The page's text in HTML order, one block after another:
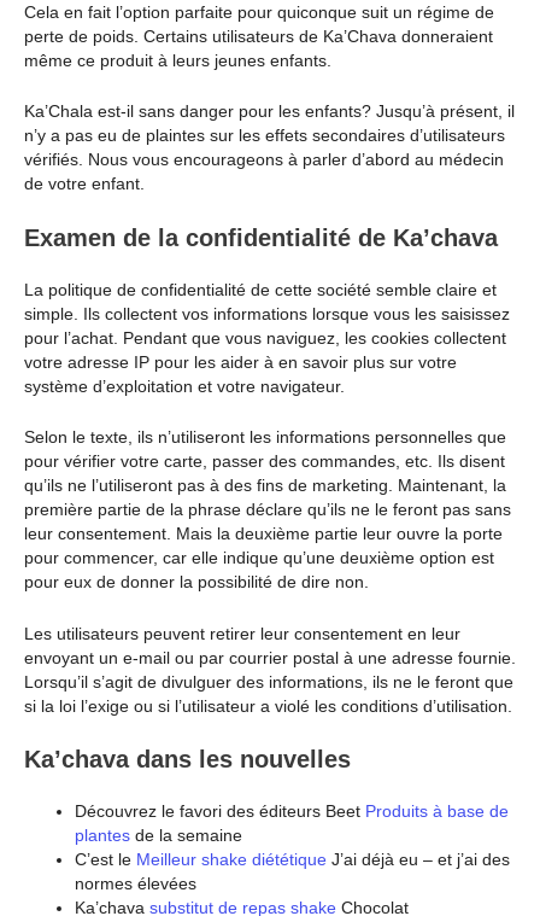
Cela en fait l’option parfaite pour quiconque suit un régime de
perte de poids. Certains utilisateurs de Ka’Chava donneraient
même ce produit à leurs jeunes enfants.
Ka’Chala est-il sans danger pour les enfants? Jusqu’à présent, il
n’y a pas eu de plaintes sur les effets secondaires d’utilisateurs
vérifiés. Nous vous encourageons à parler d’abord au médecin
de votre enfant.
Examen de la confidentialité de Ka’chava
La politique de confidentialité de cette société semble claire et
simple. Ils collectent vos informations lorsque vous les saisissez
pour l’achat. Pendant que vous naviguez, les cookies collectent
votre adresse IP pour les aider à en savoir plus sur votre
système d’exploitation et votre navigateur.
Selon le texte, ils n’utiliseront les informations personnelles que
pour vérifier votre carte, passer des commandes, etc. Ils disent
qu’ils ne l’utiliseront pas à des fins de marketing. Maintenant, la
première partie de la phrase déclare qu’ils ne le feront pas sans
leur consentement. Mais la deuxième partie leur ouvre la porte
pour commencer, car elle indique qu’une deuxième option est
pour eux de donner la possibilité de dire non.
Les utilisateurs peuvent retirer leur consentement en leur
envoyant un e-mail ou par courrier postal à une adresse fournie.
Lorsqu’il s’agit de divulguer des informations, ils ne le feront que
si la loi l’exige ou si l’utilisateur a violé les conditions d’utilisation.
Ka’chava dans les nouvelles
Découvrez le favori des éditeurs Beet Produits à base de
plantes de la semaine
C’est le Meilleur shake diététique J’ai déjà eu – et j’ai des
normes élevées
Ka’chava substitut de repas shake Chocolat